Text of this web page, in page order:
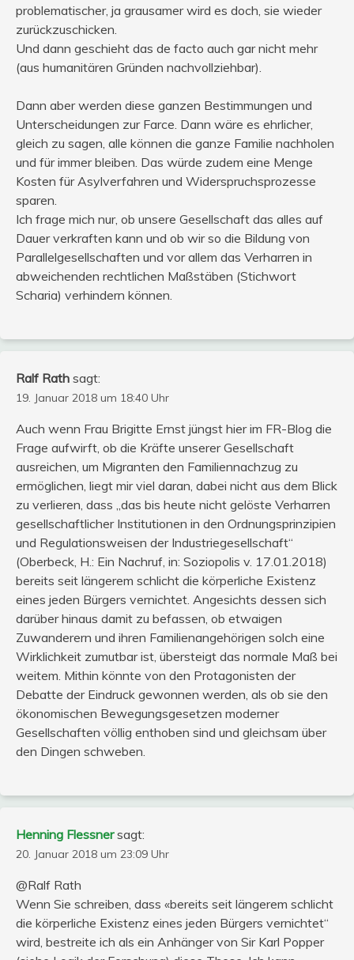
problematischer, ja grausamer wird es doch, sie wieder
zurückzuschicken.
Und dann geschieht das de facto auch gar nicht mehr
(aus humanitären Gründen nachvollziehbar).
Dann aber werden diese ganzen Bestimmungen und
Unterscheidungen zur Farce. Dann wäre es ehrlicher,
gleich zu sagen, alle können die ganze Familie nachholen
und für immer bleiben. Das würde zudem eine Menge
Kosten für Asylverfahren und Widerspruchsprozesse
sparen.
Ich frage mich nur, ob unsere Gesellschaft das alles auf
Dauer verkraften kann und ob wir so die Bildung von
Parallelgesellschaften und vor allem das Verharren in
abweichenden rechtlichen Maßstäben (Stichwort
Scharia) verhindern können.
Ralf Rath sagt:
19. Januar 2018 um 18:40 Uhr
Auch wenn Frau Brigitte Ernst jüngst hier im FR-Blog die
Frage aufwirft, ob die Kräfte unserer Gesellschaft
ausreichen, um Migranten den Familiennachzug zu
ermöglichen, liegt mir viel daran, dabei nicht aus dem Blick
zu verlieren, dass „das bis heute nicht gelöste Verharren
gesellschaftlicher Institutionen in den Ordnungsprinzipien
und Regulationsweisen der Industriegesellschaft“
(Oberbeck, H.: Ein Nachruf, in: Soziopolis v. 17.01.2018)
bereits seit längerem schlicht die körperliche Existenz
eines jeden Bürgers vernichtet. Angesichts dessen sich
darüber hinaus damit zu befassen, ob etwaigen
Zuwanderern und ihren Familienangehörigen solch eine
Wirklichkeit zumutbar ist, übersteigt das normale Maß bei
weitem. Mithin könnte von den Protagonisten der
Debatte der Eindruck gewonnen werden, als ob sie den
ökonomischen Bewegungsgesetzen moderner
Gesellschaften völlig enthoben sind und gleichsam über
den Dingen schweben.
Henning Flessner sagt:
20. Januar 2018 um 23:09 Uhr
@Ralf Rath
Wenn Sie schreiben, dass «bereits seit längerem schlicht
die körperliche Existenz eines jeden Bürgers vernichtet“
wird, bestreite ich als ein Anhänger von Sir Karl Popper